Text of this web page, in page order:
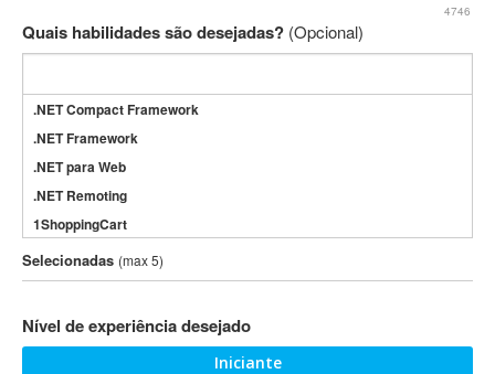
4746
Quais habilidades são desejadas? (Opcional)
.NET Compact Framework
.NET Framework
.NET para Web
.NET Remoting
1ShoppingCart
3DS Max
3GSM
802.11
Selecionadas (max 5)
Nível de experiência desejado
Iniciante